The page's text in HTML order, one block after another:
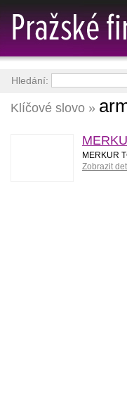
Klíčové slovo »
MERKUR
Zobrazit
Hledání: